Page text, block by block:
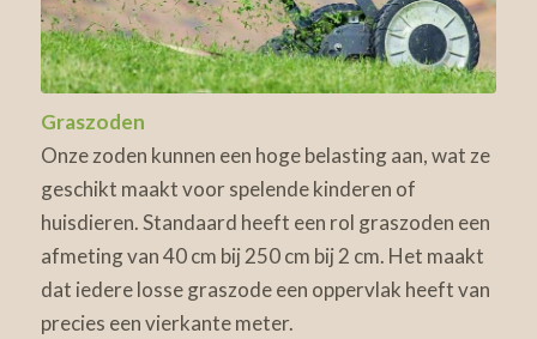
Graszoden
Onze zoden kunnen een hoge belasting aan, wat ze
geschikt maakt voor spelende kinderen of
huisdieren. Standaard heeft een rol graszoden een
afmeting van 40 cm bij 250 cm bij 2 cm. Het maakt
dat iedere losse graszode een oppervlak heeft van
precies een vierkante meter.